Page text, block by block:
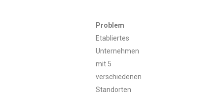
Problem
Etabliertes
Unternehmen
mit 5
verschiedenen
Standorten